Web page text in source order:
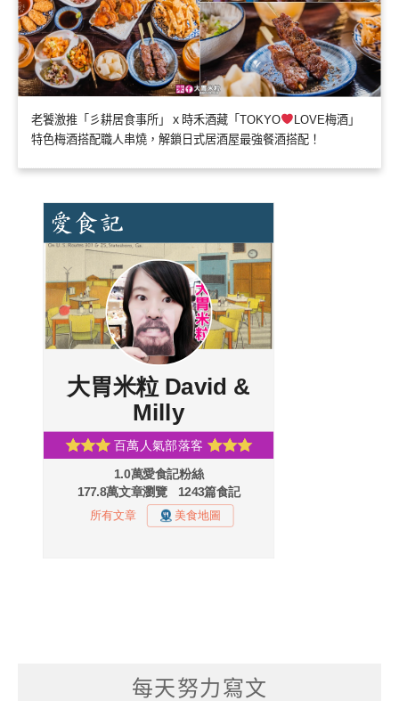
老饕激推「彡耕居食事所」ｘ時禾酒藏「TOKYO
LOVE梅酒」
特色梅酒搭配職人串燒，解鎖日式居酒屋最強餐酒搭配！
每天努力寫文